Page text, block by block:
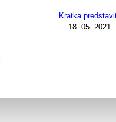
Kratka
18. 05. 2021